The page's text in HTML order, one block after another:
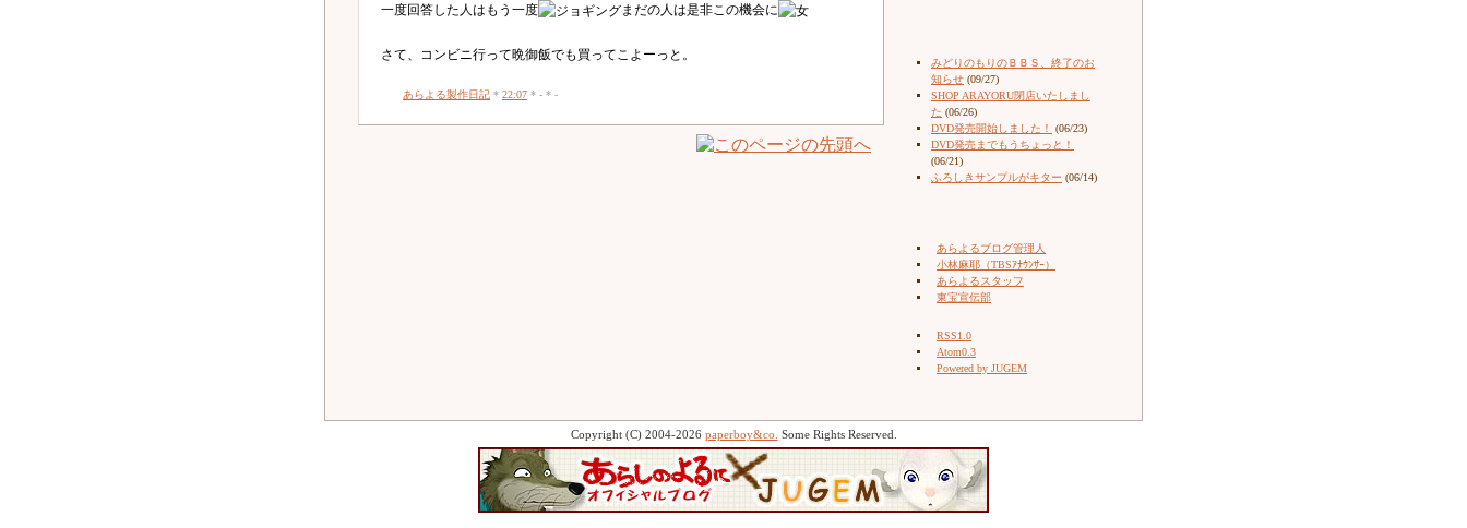
一度回答した人はもう一度
まだの人は是非この機会に
さて、コンビニ行って晩御飯でも買ってこよーっと。
あらよる製作日記 * 22:07 * - * -
みどりのもりのＢＢＳ、終了のお
知らせ (09/27)
SHOP ARAYORU閉店いたしまし
た (06/26)
DVD発売開始しました！
(06/23)
DVD発売までもうちょっと！
(06/21)
ふろしきサンプルがキター (06/14)
あらよるブログ管理人
小林麻耶（TBSｱﾅｳﾝｻｰ）
あらよるスタッフ
東宝宣伝部
RSS1.0
Atom0.3
Powered by JUGEM
Copyright (C) 2004-2026 paperboy&co. Some Rights Reserved.